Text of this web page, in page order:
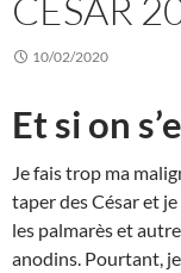
CÉSAR
10/02/2020
Et si on
Je fais trop ma
taper des César et je
les palmarès et
anodins. Pourtant,